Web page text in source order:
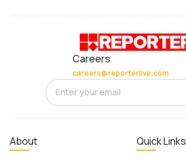
Careers
careers@reporterlive.com
About Quick Links